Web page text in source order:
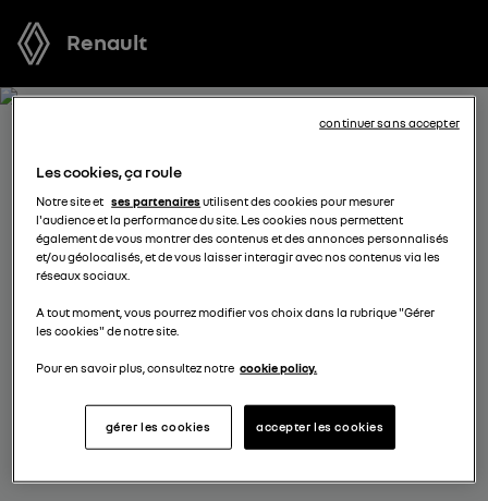
Renault
RÉSERVEZ UN ESSAI POUR
ARKANA FULL HYBRID E-
TECH
Réservez l’un de nos modèles pour profiter d’un essai
votre décision.
sélectionnez un distributeur
Les cookies, ça roule
Notre site et ses partenairesutilisent des cookies pour mesurer
l'audience et la performance du site. Les cookies nous permettent
également de vous montrer des contenus et des annonces personnalisés
et/ou géolocalisés, et de vous laisser interagir avec nos contenus via les
réseaux sociaux.
A tout moment, vous pourrez modifier vos choix dans la rubrique "Gérer
les cookies" de notre site.
Pour en savoir plus, consultez notre cookie policy.
accepter les cookies
gérer les cookies
continuer sans accepter